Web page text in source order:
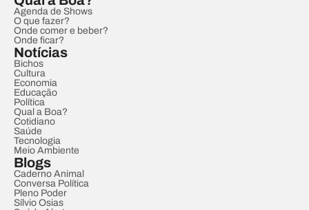
Agenda de Shows
O que fazer?
Onde comer e beber?
Onde ficar?
Notícias
Bichos
Cultura
Economia
Educação
Política
Qual a Boa?
Cotidiano
Saúde
Tecnologia
Meio Ambiente
Blogs
Caderno Animal
Conversa Política
Pleno Poder
Sílvio Osias